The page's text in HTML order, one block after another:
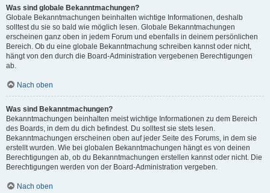
Was sind globale Bekanntmachungen?
Globale Bekanntmachungen beinhalten wichtige Informationen, deshalb
solltest du sie so bald wie möglich lesen. Globale Bekanntmachungen
erscheinen ganz oben in jedem Forum und ebenfalls in deinem persönlichen
Bereich. Ob du eine globale Bekanntmachung schreiben kannst oder nicht,
hängt von den durch die Board-Administration vergebenen Berechtigungen
ab.
Nach oben
Was sind Bekanntmachungen?
Bekanntmachungen beinhalten meist wichtige Informationen zu dem Bereich
des Boards, in dem du dich befindest. Du solltest sie stets lesen.
Bekanntmachungen erscheinen oben auf jeder Seite des Forums, in dem sie
erstellt wurden. Wie bei globalen Bekanntmachungen hängt es von deinen
Berechtigungen ab, ob du Bekanntmachungen erstellen kannst oder nicht. Die
Berechtigungen werden von der Board-Administration vergeben.
Nach oben